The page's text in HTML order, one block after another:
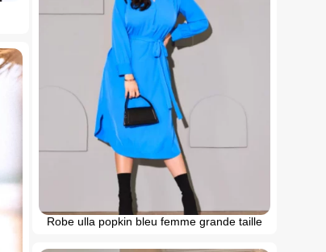
Robe ulla popkin bleu femme grande taille